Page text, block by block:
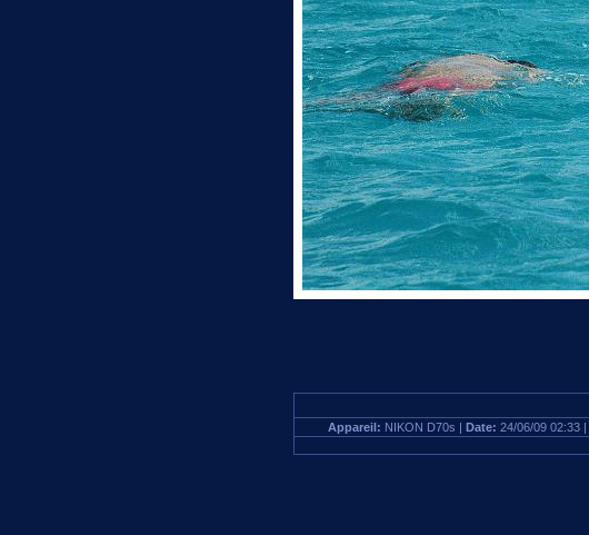
Appareil: NIKON D70s | Date: 24/06/09 02:33 |